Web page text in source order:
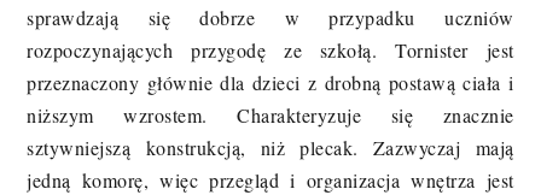
sprawdzają się dobrze w przypadku uczniów
rozpoczynających przygodę ze szkołą. Tornister jest
przeznaczony głównie dla dzieci z drobną postawą ciała i
niższym wzrostem. Charakteryzuje się znacznie
sztywniejszą konstrukcją, niż plecak. Zazwyczaj mają
jedną komorę, więc przegląd i organizacja wnętrza jest